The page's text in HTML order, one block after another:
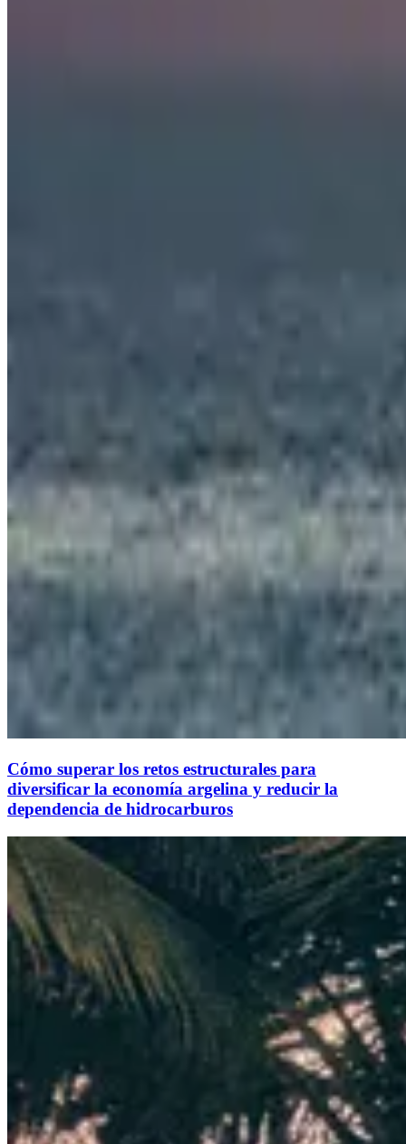
Cómo superar los retos estructurales para
diversificar la economía argelina y reducir la
dependencia de hidrocarburos